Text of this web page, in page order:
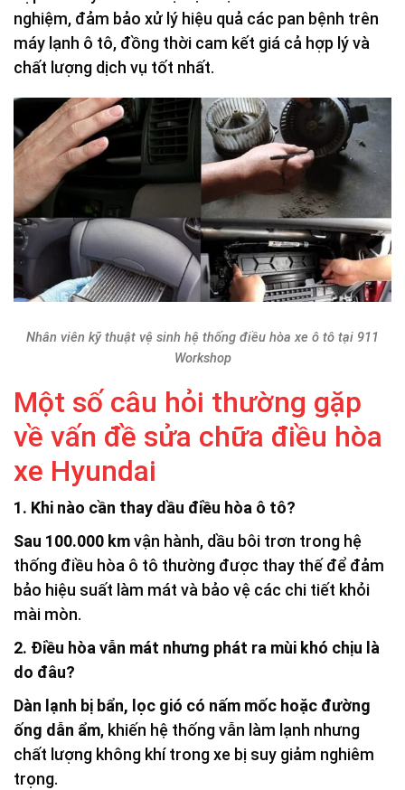
nghiệm, đảm bảo xử lý hiệu quả các pan bệnh trên
máy lạnh ô tô, đồng thời cam kết giá cả hợp lý và
chất lượng dịch vụ tốt nhất.
Nhân viên kỹ thuật vệ sinh hệ thống điều hòa xe ô tô tại 911
Workshop
Một số câu hỏi thường gặp
về vấn đề sửa chữa điều hòa
xe Hyundai
1. Khi nào cần thay dầu điều hòa ô tô?
Sau 100.000 kmvận hành, dầu bôi trơn trong hệ
thống điều hòa ô tô thường được thay thế để đảm
bảo hiệu suất làm mát và bảo vệ các chi tiết khỏi
mài mòn.
2. Điều hòa vẫn mát nhưng phát ra mùi khó chịu là
do đâu?
Dàn lạnh bị bẩn, lọc gió có nấm mốc hoặc đường
ống dẫn ẩm, khiến hệ thống vẫn làm lạnh nhưng
chất lượng không khí trong xe bị suy giảm nghiêm
trọng.